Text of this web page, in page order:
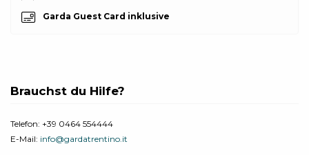
Garda Guest Card inklusive
Brauchst du Hilfe?
Telefon: +39 0464 554444
E-Mail: info@gardatrentino.it